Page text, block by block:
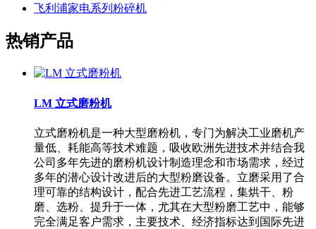
飞利浦家电系列粉碎机
热销产品
LM 立式磨粉机
立式磨粉机是一种大型磨粉机，专门为解决工业磨机产
量低、耗能高等技术难题，吸收欧洲先进技术并结合我
公司多年先进的磨粉机设计制造理念和市场需求，经过
多年的潜心设计改进后的大型粉磨设备。立磨采用了合
理可靠的结构设计，配合先进工艺流程，集烘干、粉
磨、选粉、提升于一体，尤其在大型粉磨工艺中，能够
完全满足客户需求，主要技术、经济指标达到国际先进